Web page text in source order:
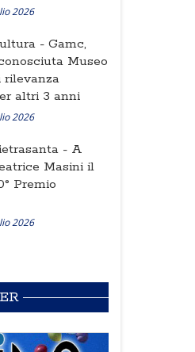
2026
- Gamc,
Museo
rilevanza
altri 3 anni
2026
- A
Masini il
Premio
2026